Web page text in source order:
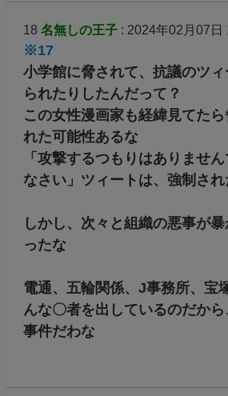
18 名無しの王子: 2024年02月07日
※17
小学館に脅されて、抗議のツ
られたりしたんだって？
この女性漫画家も経緯見てた
れた可能性あるな
「攻撃するつもりはありませ
なさい」ツィートは、強制され
しかし、次々と組織の悪事が
ったな
電通、五輪関係、J事務所、宝
んな〇者を出しているのだか
事件だわな